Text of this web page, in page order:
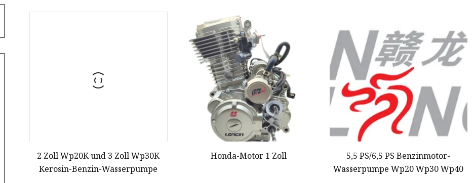
2 Zoll Wp20K und 3 Zoll Wp30K
Kerosin-Benzin-Wasserpumpe
Honda-Motor 1 Zoll
5,5 PS/6,5 PS Benzinmotor-
Wasserpumpe Wp20 Wp30 Wp40